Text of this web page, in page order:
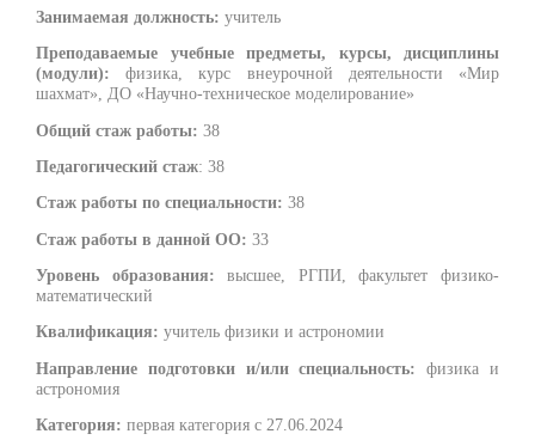
Занимаемая должность: учитель
Преподаваемые учебные предметы, курсы, дисциплины
(модули): физика, курс внеурочной деятельности «Мир
шахмат», ДО «Научно-техническое моделирование»
Общий стаж работы: 38
Педагогический стаж: 38
Стаж работы по специальности: 38
Стаж работы в данной ОО: 33
Уровень образования: высшее, РГПИ, факультет физико-
математический
Квалификация: учитель физики и астрономии
Направление подготовки и/или специальность: физика и
астрономия
Категория: первая категория с 27.06.2024